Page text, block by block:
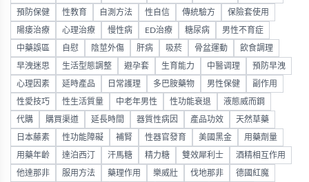
預防保健 性教育 自測方法 性自信 傳統驗方 保險套使用
陽痿治療 心理治療 慢性病 ED治療 糖尿病 男性不育症
中藥誤區 自慰 陰莖外傷 肝病 吸菸 骨盆運動 飲食調理
早洩迷思 生活型態調整 避孕套 生育能力 中醫调理 預防早洩
心理因素 延時產品 日常護理 多巴胺藥物 男性保健 副作用
性愛技巧 性生活質量 中老年男性 性功能衰退 液態威而鋼
代購 購買渠道 延長時間 器質性病因 產品功效 天然草藥
日本藤素 性功能障礙 補腎 性器官發育 美國黑金 用藥劑量
用藥年齡 達泊西汀 汗馬糖 精力糖 雙效犀利士 酒精相互作用
他達那非 服用方法 藥理作用 樂威壯 伐地那非 德國紅魔